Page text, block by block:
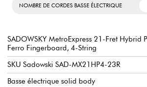
NOMBRE DE CORDES BASSE ÉLECTRIQUE
SADOWSKY MetroExpress 21-Fret Hybrid
Ferro Fingerboard, 4-String
SKU Sadowski SAD-MX21HP4-23R
Basse électrique solid body